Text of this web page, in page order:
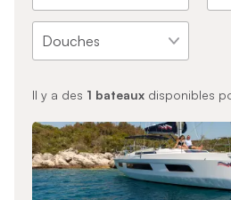
Il y a des 1 bateauxdisponibles